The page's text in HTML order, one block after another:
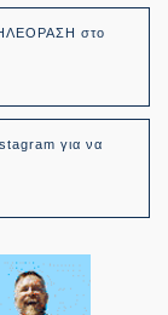
στο
για να